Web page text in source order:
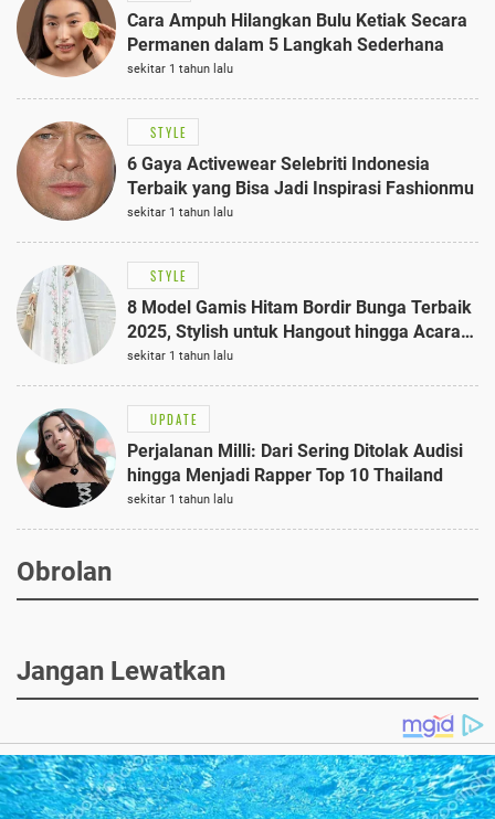
Cara Ampuh Hilangkan Bulu Ketiak Secara
Permanen dalam 5 Langkah Sederhana
sekitar 1 tahun lalu
STYLE
6 Gaya Activewear Selebriti Indonesia
Terbaik yang Bisa Jadi Inspirasi Fashionmu
sekitar 1 tahun lalu
STYLE
8 Model Gamis Hitam Bordir Bunga Terbaik
2025, Stylish untuk Hangout hingga Acara
Semi-Formal
sekitar 1 tahun lalu
UPDATE
Perjalanan Milli: Dari Sering Ditolak Audisi
hingga Menjadi Rapper Top 10 Thailand
sekitar 1 tahun lalu
Obrolan
Jangan Lewatkan